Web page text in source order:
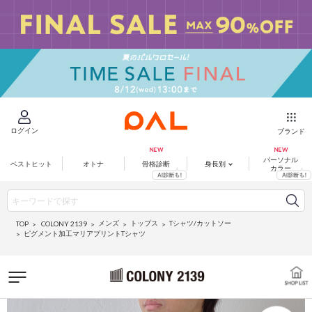
ログイン ブランド
ベストヒット オトナ 骨格診断 身長別
パーソナル
カラー
TOP COLONY 2139 メンズ トップス
Tシャツ/カットソー
ピグメント加工マリアプリントTシャツ